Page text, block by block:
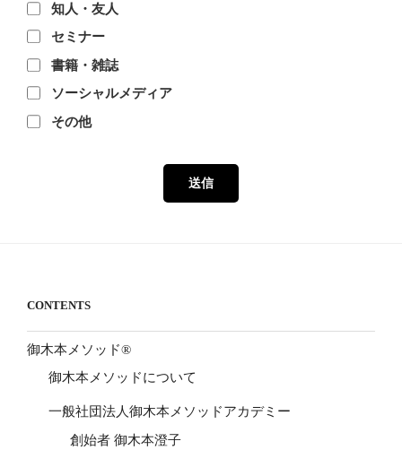
知人・友人
セミナー
書籍・雑誌
ソーシャルメディア
その他
送信
CONTENTS
御木本メソッド®
御木本メソッドについて
一般社団法人御木本メソッドアカデミー
創始者 御木本澄子